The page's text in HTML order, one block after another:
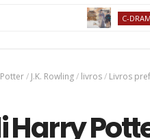
C-DRAMA C-
/ J.K. Rowling/ livros/ Livros